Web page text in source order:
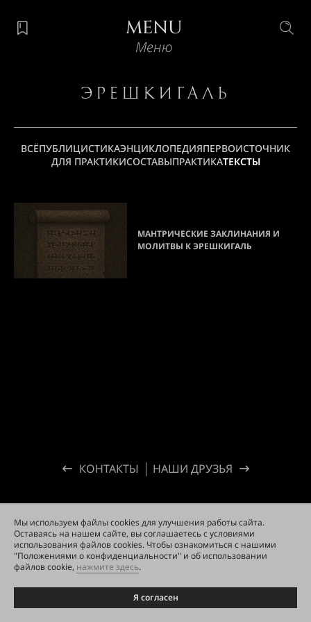
MENU
Меню
Эрешкигаль
ВСЁПУБЛИЦИСТИКАЭНЦИКЛОПЕДИЯПЕРВОИСТОЧНИК
ДЛЯ ПРАКТИКИСОСТАВЫПРАКТИКАТЕКСТЫ
МАНТРИЧЕСКИЕ ЗАКЛИНАНИЯ И
МОЛИТВЫ К ЭРЕШКИГАЛЬ
КОНТАКТЫ НАШИ ДРУЗЬЯ
Мы используем файлы cookies для улучшения работы сайта.
Оставаясь на нашем сайте, вы соглашаетесь с условиями
использования файлов cookies. Чтобы ознакомиться с нашими
"Положениями о конфиденциальности" и об использовании
файлов cookie, нажмите здесь.
Я согласен